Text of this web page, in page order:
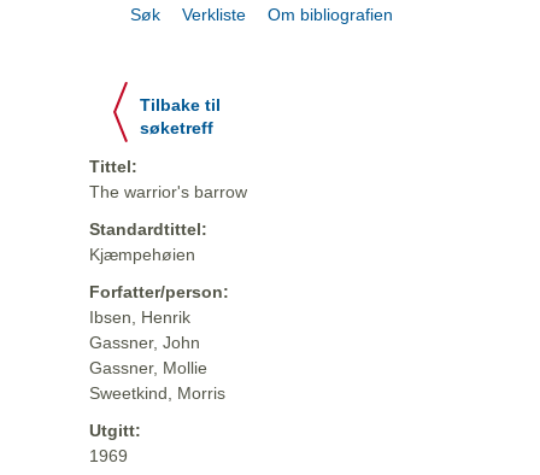
Søk Verkliste Om bibliografien
Tilbake til
søketreff
Tittel:
The warrior's barrow
Standardtittel:
Kjæmpehøien
Forfatter/person:
Ibsen, Henrik
Gassner, John
Gassner, Mollie
Sweetkind, Morris
Utgitt:
1969